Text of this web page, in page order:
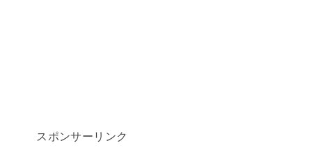
スポンサーリンク